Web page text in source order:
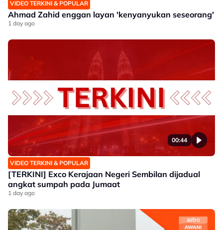
VIDEO TERKINI & POPULAR
Ahmad Zahid enggan layan 'kenyanyukan seseorang'
1 day ago
00:44
VIDEO TERKINI & POPULAR
[TERKINI] Exco Kerajaan Negeri Sembilan dijadual
angkat sumpah pada Jumaat
1 day ago